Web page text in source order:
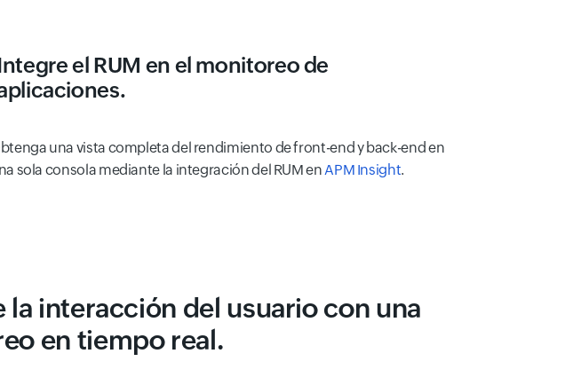
el RUM en el monitoreo de
.
una vista completa del rendimiento de front-end y back-end en
sola consola mediante la integración del RUM enAPM Insight.
interacción del usuario con una
en tiempo real.